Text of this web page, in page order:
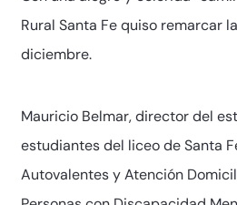
Rural Santa Fe quiso remarcar
diciembre.
Mauricio Belmar, director del
estudiantes del liceo de Santa
Autovalentes y Atención